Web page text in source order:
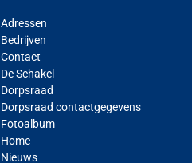
Adressen
Bedrijven
Contact
De Schakel
Dorpsraad
Dorpsraad contactgegevens
Fotoalbum
Home
Nieuws